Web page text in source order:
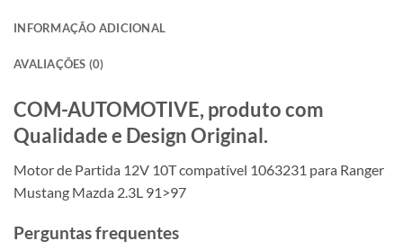
INFORMAÇÃO ADICIONAL
AVALIAÇÕES (0)
COM-AUTOMOTIVE, produto com
Qualidade e Design Original.
Motor de Partida 12V 10T compatível 1063231 para Ranger
Mustang Mazda 2.3L 91>97
Perguntas frequentes